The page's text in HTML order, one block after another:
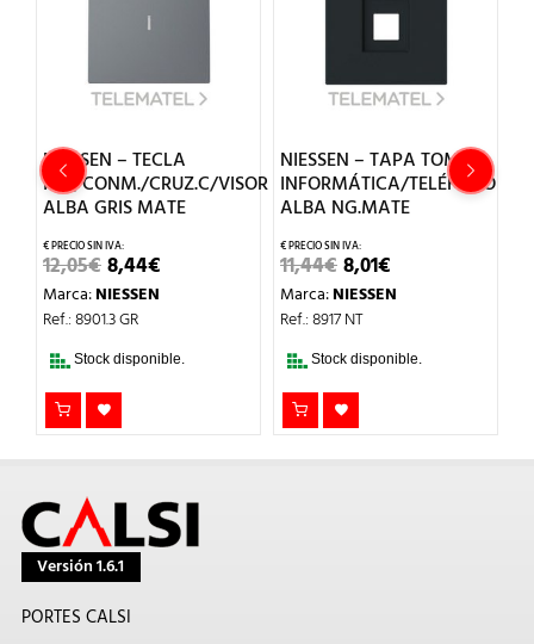
NIESSEN – TECLA
INT./CONM./CRUZ.C/VISOR
ALBA GRIS MATE
12,05€EL
PRECIO
ORIGINAL
ERA:
8,44€
Marca:NIESSEN
Ref.: 8901.3 GR
Stock disponible.
NIESSEN – TAPA TOMA
INFORMÁTICA/TELÉFONO
ALBA NG.MATE
11,44€EL
PRECIO
ORIGINAL
ERA:
8,01€PRECIO
ACTUAL
Marca:NIESSEN
Ref.: 8917 NT
Stock disponible.
Versión 1.6.1
PORTES CALSI